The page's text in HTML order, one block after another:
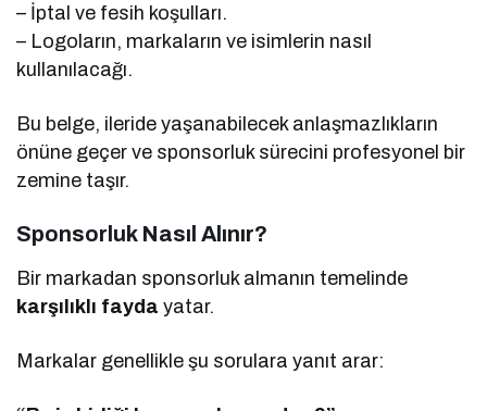
– İptal ve fesih koşulları.
– Logoların, markaların ve isimlerin nasıl
kullanılacağı.
Bu belge, ileride yaşanabilecek anlaşmazlıkların
önüne geçer ve sponsorluk sürecini profesyonel bir
zemine taşır.
Sponsorluk Nasıl Alınır?
Bir markadan sponsorluk almanın temelinde
karşılıklı fayda yatar.
Markalar genellikle şu sorulara yanıt arar: